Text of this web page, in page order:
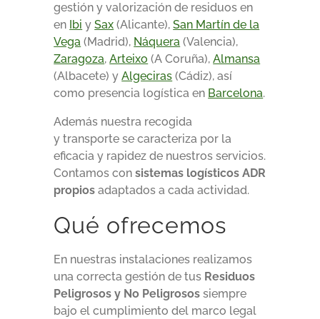
gestión y valorización de residuos en
en Ibi ySax (Alicante),San Martín de la
Vega (Madrid), Náquera (Valencia),
Zaragoza,Arteixo (A Coruña),Almansa
(Albacete) yAlgeciras (Cádiz), así
como presencia logística en Barcelona.
Además nuestra recogida
y transporte se caracteriza por la
eficacia y rapidez de nuestros servicios.
Contamos consistemas logísticos ADR
propios adaptados a cada actividad.
Qué ofrecemos
En nuestras instalaciones realizamos
una correcta gestión de tus Residuos
Peligrosos y No Peligrosossiempre
bajo el cumplimiento del marco legal